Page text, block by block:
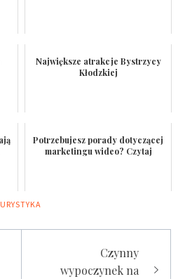
Największe atrakcje Bystrzycy
Kłodzkiej
Potrzebujesz porady dotyczącej
marketingu wideo? Czytaj
Czynny
wypoczynek na